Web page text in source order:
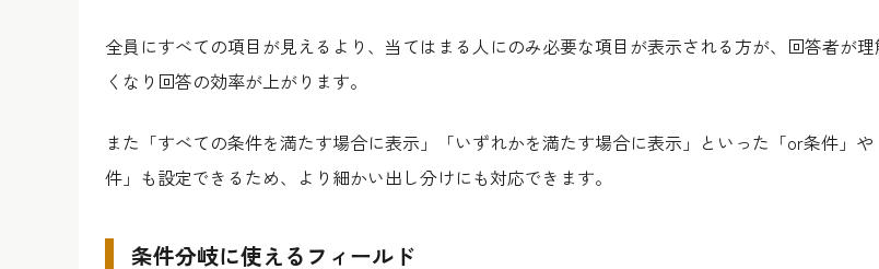
全員にすべての項目が見えるより、当てはまる人にのみ必要な項目が表示される方が、回答者が
くなり回答の効率が上がります。
また「すべての条件を満たす場合に表示」「いずれかを満たす場合に表示」といった「or条件」や
件」も設定できるため、より細かい出し分けにも対応できます。
条件分岐に使えるフィールド